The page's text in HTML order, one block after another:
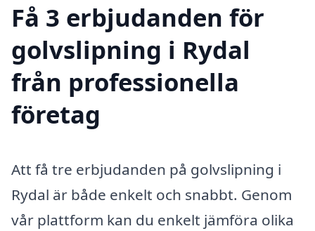
Få 3 erbjudanden för
golvslipning i Rydal
från professionella
företag
Att få tre erbjudanden på golvslipning i
Rydal är både enkelt och snabbt. Genom
vår plattform kan du enkelt jämföra olika